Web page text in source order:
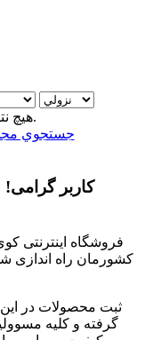
هيچ نتيجه اي مطابق با معيارهاي شما يافت نشد.
جستجوي
کاربر گرامی!
فروشگاه اینترنتی
کشورمان راه اندازی
ثبت محصولات در
گرفته و کلیه